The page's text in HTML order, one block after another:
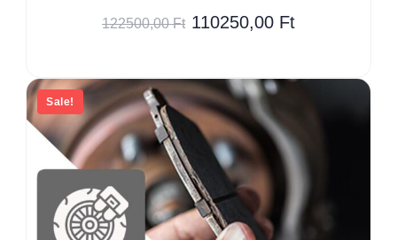
122500,00Ft 110250,00 Ft
Sale!